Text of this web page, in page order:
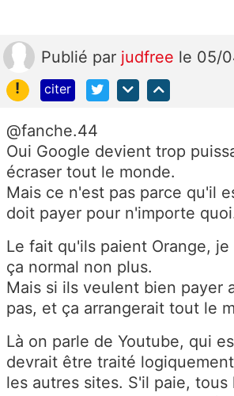
Publié par judfree le 05/
!
citer
@fanche.44
Oui Google devient trop
écraser tout le monde.
Mais ce n'est pas parce qu'il
doit payer pour n'importe
Le fait qu'ils paient Orange,
ça normal non plus.
Mais si ils veulent bien payer
pas, et ça arrangerait tout le
Là on parle de Youtube, qui
devrait être traité
les autres sites. S'il paie, tous